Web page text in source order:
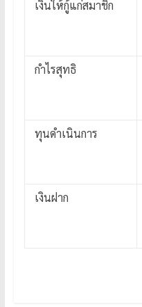
เงินให้กู้แก่สมาชิก
กำไรสุทธิ
ทุนดำเนินการ
เงินฝาก